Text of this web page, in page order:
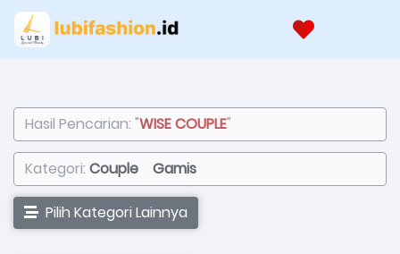
Hasil Pencarian: "WISE COUPLE"
Kategori: Couple Gamis
Pilih Kategori Lainnya